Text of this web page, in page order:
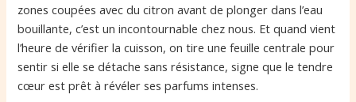
zones coupées avec du citron avant de plonger dans l’eau
bouillante, c’est un incontournable chez nous. Et quand vient
l’heure de vérifier la cuisson, on tire une feuille centrale pour
sentir si elle se détache sans résistance, signe que le tendre
cœur est prêt à révéler ses parfums intenses.